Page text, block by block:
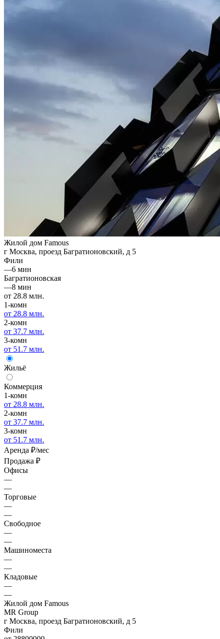
Жилой дом Famous
г Москва, проезд Багратионовский, д 5
Фили
—6 мин
Багратионовская
—8 мин
от 28.8 млн.
1-комн
от 28.8 млн.
2-комн
от 37.7 млн.
3-комн
от 51.7 млн.
Жильё
Коммерция
1-комн
от 28.8 млн.
2-комн
от 37.7 млн.
3-комн
от 51.7 млн.
Аренда ₽/мес
Продажа ₽
Офисы
—
—
Торговые
—
—
Свободное
—
—
Машиноместа
—
—
Кладовые
—
—
Жилой дом Famous
MR Group
г Москва, проезд Багратионовский, д 5
Фили